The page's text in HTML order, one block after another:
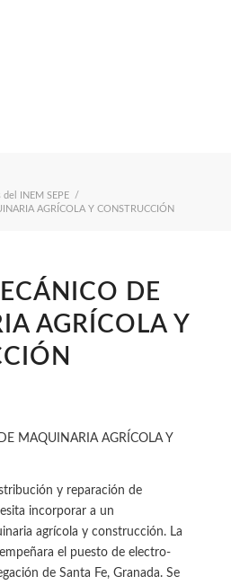
del INEM SEPE
/
AGRÍCOLA Y CONSTRUCCIÓN
DE
AGRÍCOLA Y
y reparación de
incorporar a un
agrícola y construcción. La
el puesto de electro-
de Santa Fe, Granada. Se